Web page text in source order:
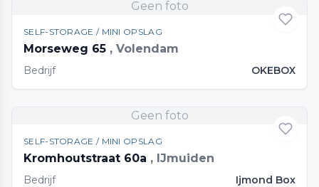
Geen foto
SELF-STORAGE / MINI OPSLAG
Morseweg 65 , Volendam
Bedrijf OKEBOX
Geen foto
SELF-STORAGE / MINI OPSLAG
Kromhoutstraat 60a , IJmuiden
Bedrijf Ijmond Box